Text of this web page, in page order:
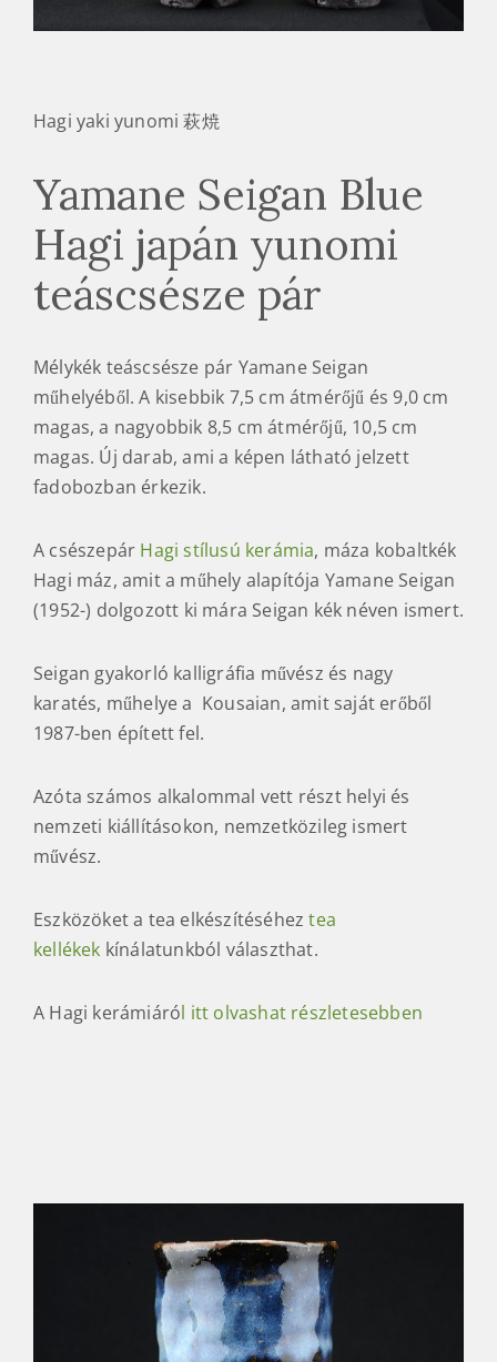
Hagi yaki yunomi 萩焼
Yamane Seigan Blue
Hagi japán yunomi
teáscsésze pár
Mélykék teáscsésze pár Yamane Seigan
műhelyéből. A kisebbik 7,5 cm átmérőjű és 9,0 cm
magas, a nagyobbik 8,5 cm átmérőjű, 10,5 cm
magas. Új darab, ami a képen látható jelzett
fadobozban érkezik.
A csészepár Hagi stílusú kerámia, máza kobaltkék
Hagi máz, amit a műhely alapítója Yamane Seigan
(1952-) dolgozott ki mára Seigan kék néven ismert.
Seigan gyakorló kalligráfia művész és nagy
karatés, műhelye a Kousaian, amit saját erőből
1987-ben épített fel.
Azóta számos alkalommal vett részt helyi és
nemzeti kiállításokon, nemzetközileg ismert
művész.
Eszközöket a tea elkészítéséhez tea
kellékek kínálatunkból választhat.
A Hagi kerámiáról itt olvashat részletesebben